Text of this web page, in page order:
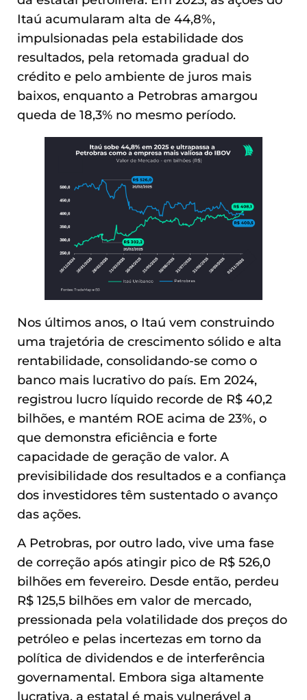
Itaú acumularam alta de 44,8%,
impulsionadas pela estabilidade dos
resultados, pela retomada gradual do
crédito e pelo ambiente de juros mais
baixos, enquanto a Petrobras amargou
queda de 18,3% no mesmo período.
Nos últimos anos, o Itaú vem construindo
uma trajetória de crescimento sólido e alta
rentabilidade, consolidando-se como o
banco mais lucrativo do país. Em 2024,
registrou lucro líquido recorde de R$ 40,2
bilhões, e mantém ROE acima de 23%, o
que demonstra eficiência e forte
capacidade de geração de valor. A
previsibilidade dos resultados e a confiança
dos investidores têm sustentado o avanço
das ações.
A Petrobras, por outro lado, vive uma fase
de correção após atingir pico de R$ 526,0
bilhões em fevereiro. Desde então, perdeu
R$ 125,5 bilhões em valor de mercado,
pressionada pela volatilidade dos preços do
petróleo e pelas incertezas em torno da
política de dividendos e de interferência
governamental. Embora siga altamente
lucrativa, a estatal é mais vulnerável a